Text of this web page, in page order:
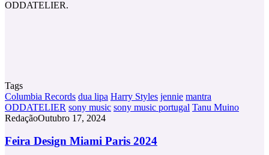
ODDATELIER.
Tags
Columbia Records dua lipa Harry Styles jennie mantra
ODDATELIER sony music sony music portugal Tanu Muino
RedaçãoOutubro 17, 2024
Feira
Feira Design Miami Paris 2024